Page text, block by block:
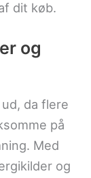
dit køb.
og
da flere
på
Med
og